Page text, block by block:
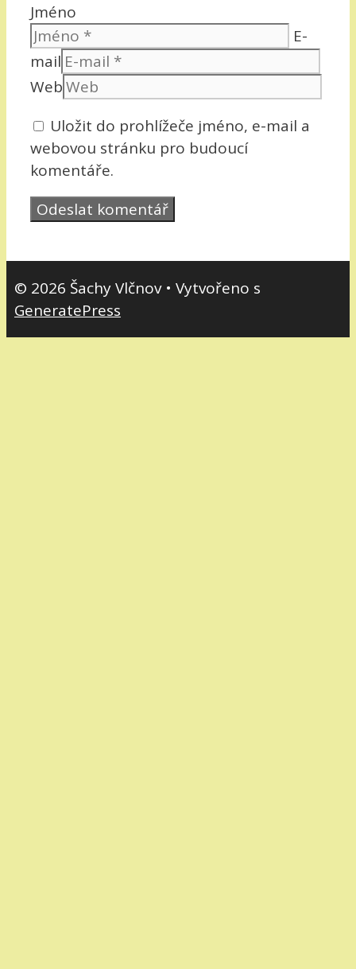
Jméno
E-
mail
Web
Uložit do prohlížeče jméno, e-mail a
webovou stránku pro budoucí
komentáře.
© 2026 Šachy Vlčnov• Vytvořeno s
GeneratePress